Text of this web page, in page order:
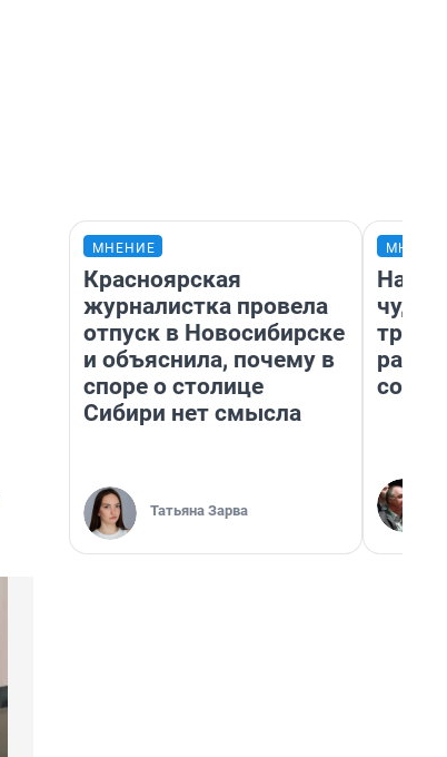
МНЕНИЕ
Красноярская
журналистка провела
отпуск в Новосибирске
и объяснила, почему в
споре о столице
Сибири нет смысла
Татьяна Зарва